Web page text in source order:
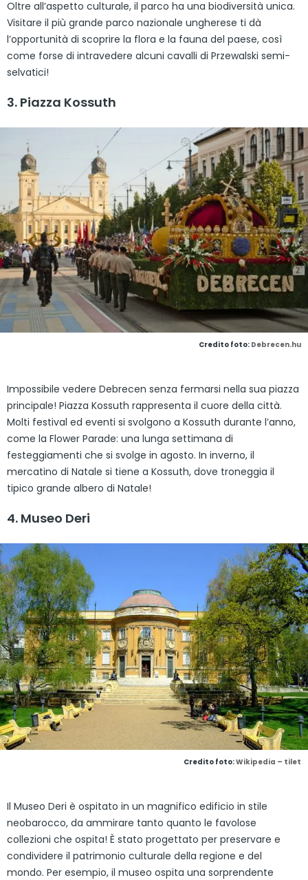
Oltre all’aspetto culturale, il parco ha una biodiversità unica.
Visitare il più grande parco nazionale ungherese ti dà
l’opportunità di scoprire la flora e la fauna del paese, così
come forse di intravedere alcuni cavalli di Przewalski semi-
selvatici!
3. Piazza Kossuth
Credito foto: Debrecen.hu
Impossibile vedere Debrecen senza fermarsi nella sua piazza
principale! Piazza Kossuth rappresenta il cuore della città.
Molti festival ed eventi si svolgono a Kossuth durante l’anno,
come la Flower Parade: una lunga settimana di
festeggiamenti che si svolge in agosto. In inverno, il
mercatino di Natale si tiene a Kossuth, dove troneggia il
tipico grande albero di Natale!
4. Museo Deri
Credito foto:Wikipedia – tilet
Il Museo Deri è ospitato in un magnifico edificio in stile
neobarocco, da ammirare tanto quanto le favolose
collezioni che ospita! È stato progettato per preservare e
condividere il patrimonio culturale della regione e del
mondo. Per esempio, il museo ospita una sorprendente